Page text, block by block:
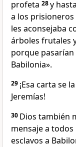
profeta 28y
a los prisioneros
les aconsejaba
árboles frutales
porque pasarían
Babilonia».
29 ¡Esa carta se
Jeremías!
30 Dios también
mensaje a
esclavos a